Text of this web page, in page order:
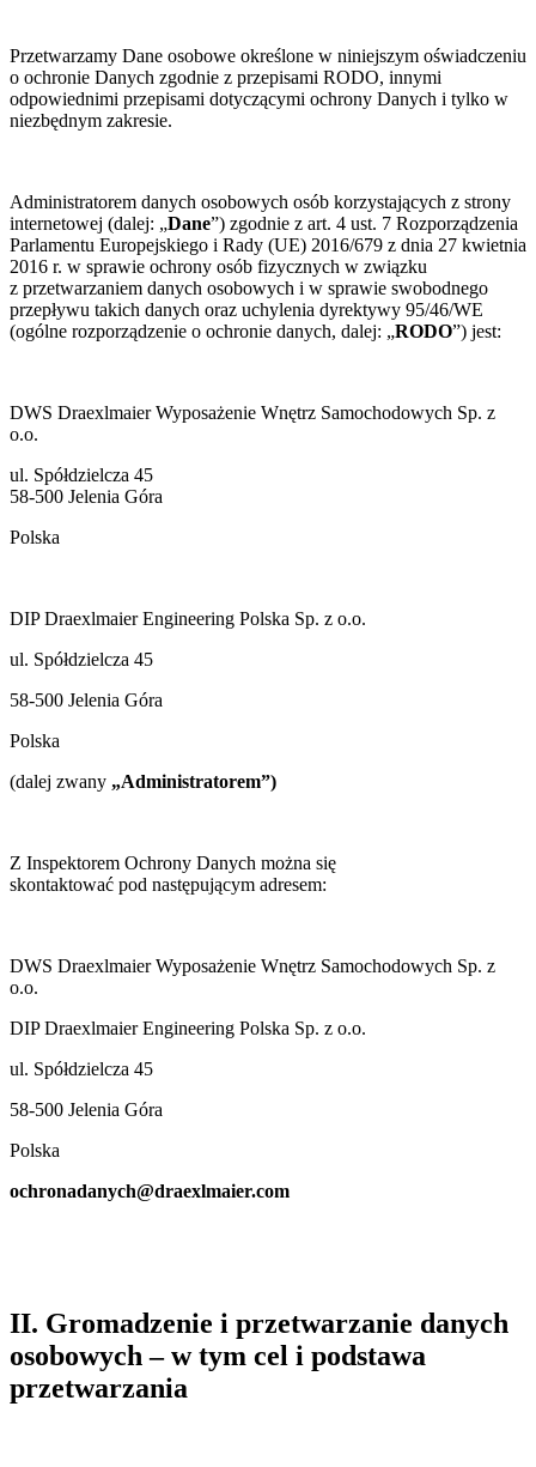
Przetwarzamy Dane osobowe określone w niniejszym oświadczeniu
o ochronie Danych zgodnie z przepisami RODO, innymi
odpowiednimi przepisami dotyczącymi ochrony Danych i tylko w
niezbędnym zakresie.
Administratorem danych osobowych osób korzystających z strony
internetowej (dalej: „Dane”) zgodnie z art. 4 ust. 7 Rozporządzenia
Parlamentu Europejskiego i Rady (UE) 2016/679 z dnia 27 kwietnia
2016 r. w sprawie ochrony osób fizycznych w związku
z przetwarzaniem danych osobowych i w sprawie swobodnego
przepływu takich danych oraz uchylenia dyrektywy 95/46/WE
(ogólne rozporządzenie o ochronie danych, dalej: „RODO”) jest:
DWS Draexlmaier Wyposażenie Wnętrz Samochodowych Sp. z
o.o.
ul. Spółdzielcza 45
58-500 Jelenia Góra
Polska
DIP Draexlmaier Engineering Polska Sp. z o.o.
ul. Spółdzielcza 45
58-500 Jelenia Góra
Polska
(dalej zwany „Administratorem”)
Z Inspektorem Ochrony Danych można się
skontaktować pod następującym adresem:
DWS Draexlmaier Wyposażenie Wnętrz Samochodowych Sp. z
o.o.
DIP Draexlmaier Engineering Polska Sp. z o.o.
ul. Spółdzielcza 45
58-500 Jelenia Góra
Polska
ochronadanych@draexlmaier.com
II. Gromadzenie i przetwarzanie danych
osobowych – w tym cel i podstawa
przetwarzania